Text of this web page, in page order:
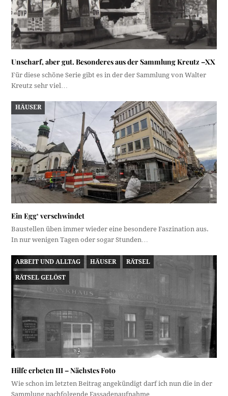
Unscharf, aber gut. Besonderes aus der Sammlung Kreutz –XX
Für diese schöne Serie gibt es in der der Sammlung von Walter
Kreutz sehr viel…
HÄUSER
Ein Egg‘ verschwindet
Baustellen üben immer wieder eine besondere Faszination aus.
In nur wenigen Tagen oder sogar Stunden…
ARBEIT UND ALLTAG HÄUSER RÄTSEL
RÄTSEL GELÖST
Hilfe erbeten III – Nächstes Foto
Wie schon im letzten Beitrag angekündigt darf ich nun die in der
Sammlung nachfolgende Fassadenaufnahme…